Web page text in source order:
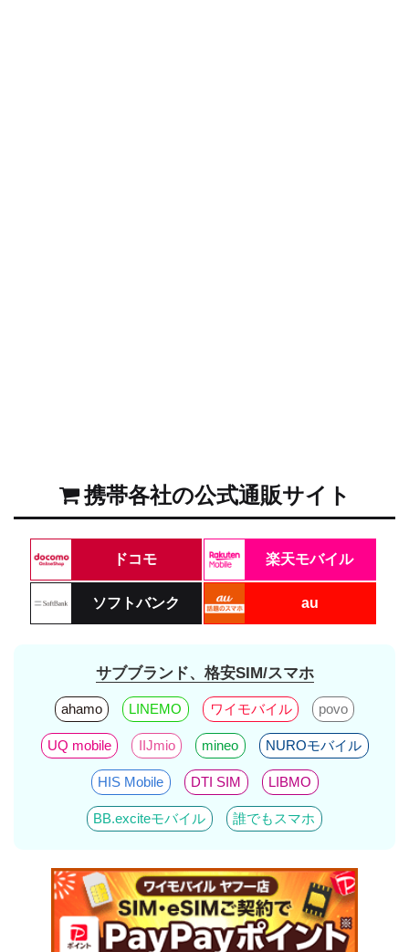
携帯各社の公式通販サイト
ドコモ 楽天モバイル
ソフトバンク au
サブブランド、格安SIM/スマホ
ahamo LINEMO ワイモバイル povo
UQ mobile IIJmio mineo NUROモバイル
HIS Mobile DTI SIM LIBMO
BB.exciteモバイル 誰でもスマホ